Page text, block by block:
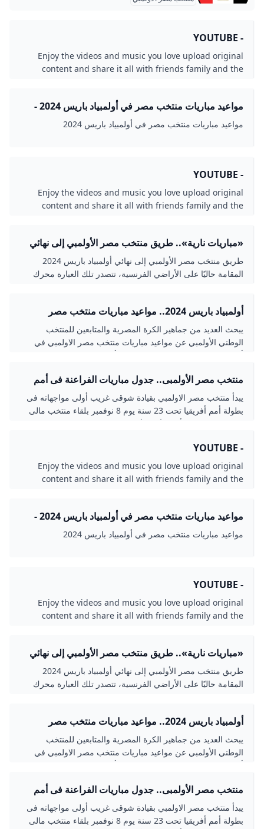
- YOUTUBE
Enjoy the videos and music you love upload original
content and share it all with friends family and the
مواعيد مباريات منتخب مصر في أولمبياد باريس 2024 -
بطولات
مواعيد مباريات منتخب مصر في أولمبياد باريس 2024
- YOUTUBE
Enjoy the videos and music you love upload original
content and share it all with friends family and the
«مباريات نارية».. طريق منتخب مصر الأولمبي إلى نهائي
أولمبياد باريس 2024 المصري اليوم
طريق منتخب مصر الأولمبي إلى نهائي أولمبياد باريس 2024
المقامة حاليًا على الأراضي الفرنسية، تتصدر تلك العبارة محرك
أولمبياد باريس 2024.. مواعيد مباريات منتخب مصر
الأولمبي والقنوات الناقلة - الأسبوع
يبحث العديد من جماهير الكرة المصرية والمتابعين للمنتخب
الوطني الأولمبي عن مواعيد مباريات منتخب مصر الاولمبي في
أولمبياد باريس 2024، والتي تعتبر تعد أهم المشاركات للمنتخبات
منتخب مصر الأولمبى.. جدول مباريات الفراعنة فى أمم
أفريقيا - اليوم السابع
يبدأ منتخب مصر الاولمبي بقيادة شوقى غريب أولى مواجهاته فى
بطولة أمم أفريقيا تحت 23 سنة يوم 8 نوفمبر بلقاء منتخب مالى
فى افتتاح بطولة كأس الأمم الأفريقية 2019.
- YOUTUBE
Enjoy the videos and music you love upload original
content and share it all with friends family and the
مواعيد مباريات منتخب مصر في أولمبياد باريس 2024 -
بطولات
مواعيد مباريات منتخب مصر في أولمبياد باريس 2024
- YOUTUBE
Enjoy the videos and music you love upload original
content and share it all with friends family and the
«مباريات نارية».. طريق منتخب مصر الأولمبي إلى نهائي
أولمبياد باريس 2024 المصري اليوم
طريق منتخب مصر الأولمبي إلى نهائي أولمبياد باريس 2024
المقامة حاليًا على الأراضي الفرنسية، تتصدر تلك العبارة محرك
أولمبياد باريس 2024.. مواعيد مباريات منتخب مصر
الأولمبي والقنوات الناقلة - الأسبوع
يبحث العديد من جماهير الكرة المصرية والمتابعين للمنتخب
الوطني الأولمبي عن مواعيد مباريات منتخب مصر الاولمبي في
أولمبياد باريس 2024، والتي تعتبر تعد أهم المشاركات للمنتخبات
منتخب مصر الأولمبى.. جدول مباريات الفراعنة فى أمم
أفريقيا - اليوم السابع
يبدأ منتخب مصر الاولمبي بقيادة شوقى غريب أولى مواجهاته فى
بطولة أمم أفريقيا تحت 23 سنة يوم 8 نوفمبر بلقاء منتخب مالى